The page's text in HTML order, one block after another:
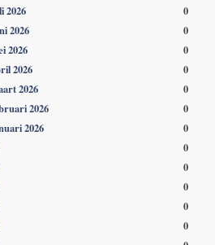
2026
0
2026
0
2026
0
2026
0
2026
0
2026
0
2026
0
0
0
0
0
0